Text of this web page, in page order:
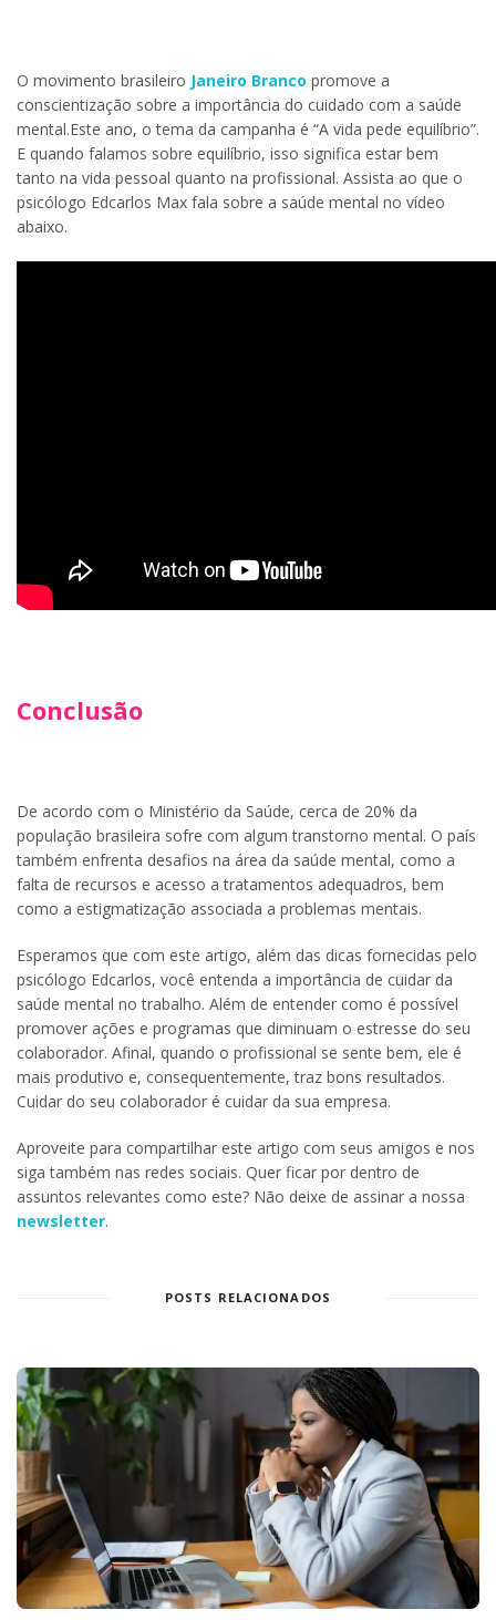
O movimento brasileiro Janeiro Branco promove a
conscientização sobre a importância do cuidado com a saúde
mental.Este ano, o tema da campanha é “A vida pede equilíbrio”.
E quando falamos sobre equilíbrio, isso significa estar bem
tanto na vida pessoal quanto na profissional. Assista ao que o
psicólogo Edcarlos Max fala sobre a saúde mental no vídeo
abaixo.
Conclusão
De acordo com o Ministério da Saúde, cerca de 20% da
população brasileira sofre com algum transtorno mental. O país
também enfrenta desafios na área da saúde mental, como a
falta de recursos e acesso a tratamentos adequadros, bem
como a estigmatização associada a problemas mentais.
Esperamos que com este artigo, além das dicas fornecidas pelo
psicólogo Edcarlos, você entenda a importância de cuidar da
saúde mental no trabalho. Além de entender como é possível
promover ações e programas que diminuam o estresse do seu
colaborador. Afinal, quando o profissional se sente bem, ele é
mais produtivo e, consequentemente, traz bons resultados.
Cuidar do seu colaborador é cuidar da sua empresa.
Aproveite para compartilhar este artigo com seus amigos e nos
siga também nas redes sociais. Quer ficar por dentro de
assuntos relevantes como este? Não deixe de assinar a nossa
newsletter.
POSTS RELACIONADOS